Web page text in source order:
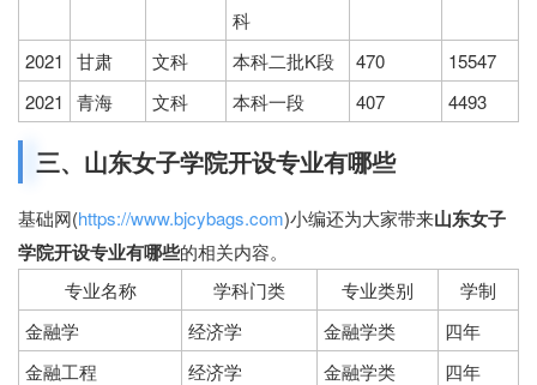
科
2021 甘肃 文科 本科二批K段 470
15547
2021
青海 文科 本科一段 407 4493
三、山东女子学院开设专业有哪些
基础网(https://www.bjcybags.com)小编还为大家带来山东女子
学院开设专业有哪些的相关内容。
专业名称
学科门类 专业类别
学制
金融学
经济学 金融学类
四年
金融工程
经济学 金融学类
四年